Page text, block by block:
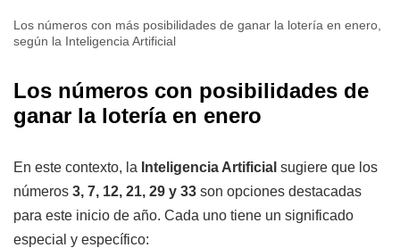
Los números con más posibilidades de ganar la lotería en enero,
según la Inteligencia Artificial
Los números con posibilidades de
ganar la lotería en enero
En este contexto, la Inteligencia Artificial sugiere que los
números 3, 7, 12, 21, 29 y 33 son opciones destacadas
para este inicio de año. Cada uno tiene un significado
especial y específico: